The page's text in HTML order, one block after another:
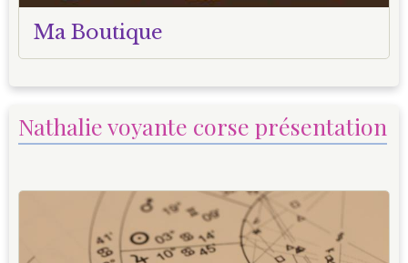
Ma Boutique
Nathalie voyante corse présentation